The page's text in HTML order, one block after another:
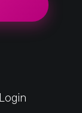
Login